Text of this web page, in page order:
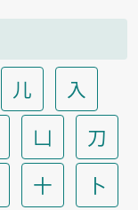
儿
入
凵
刀
十
卜